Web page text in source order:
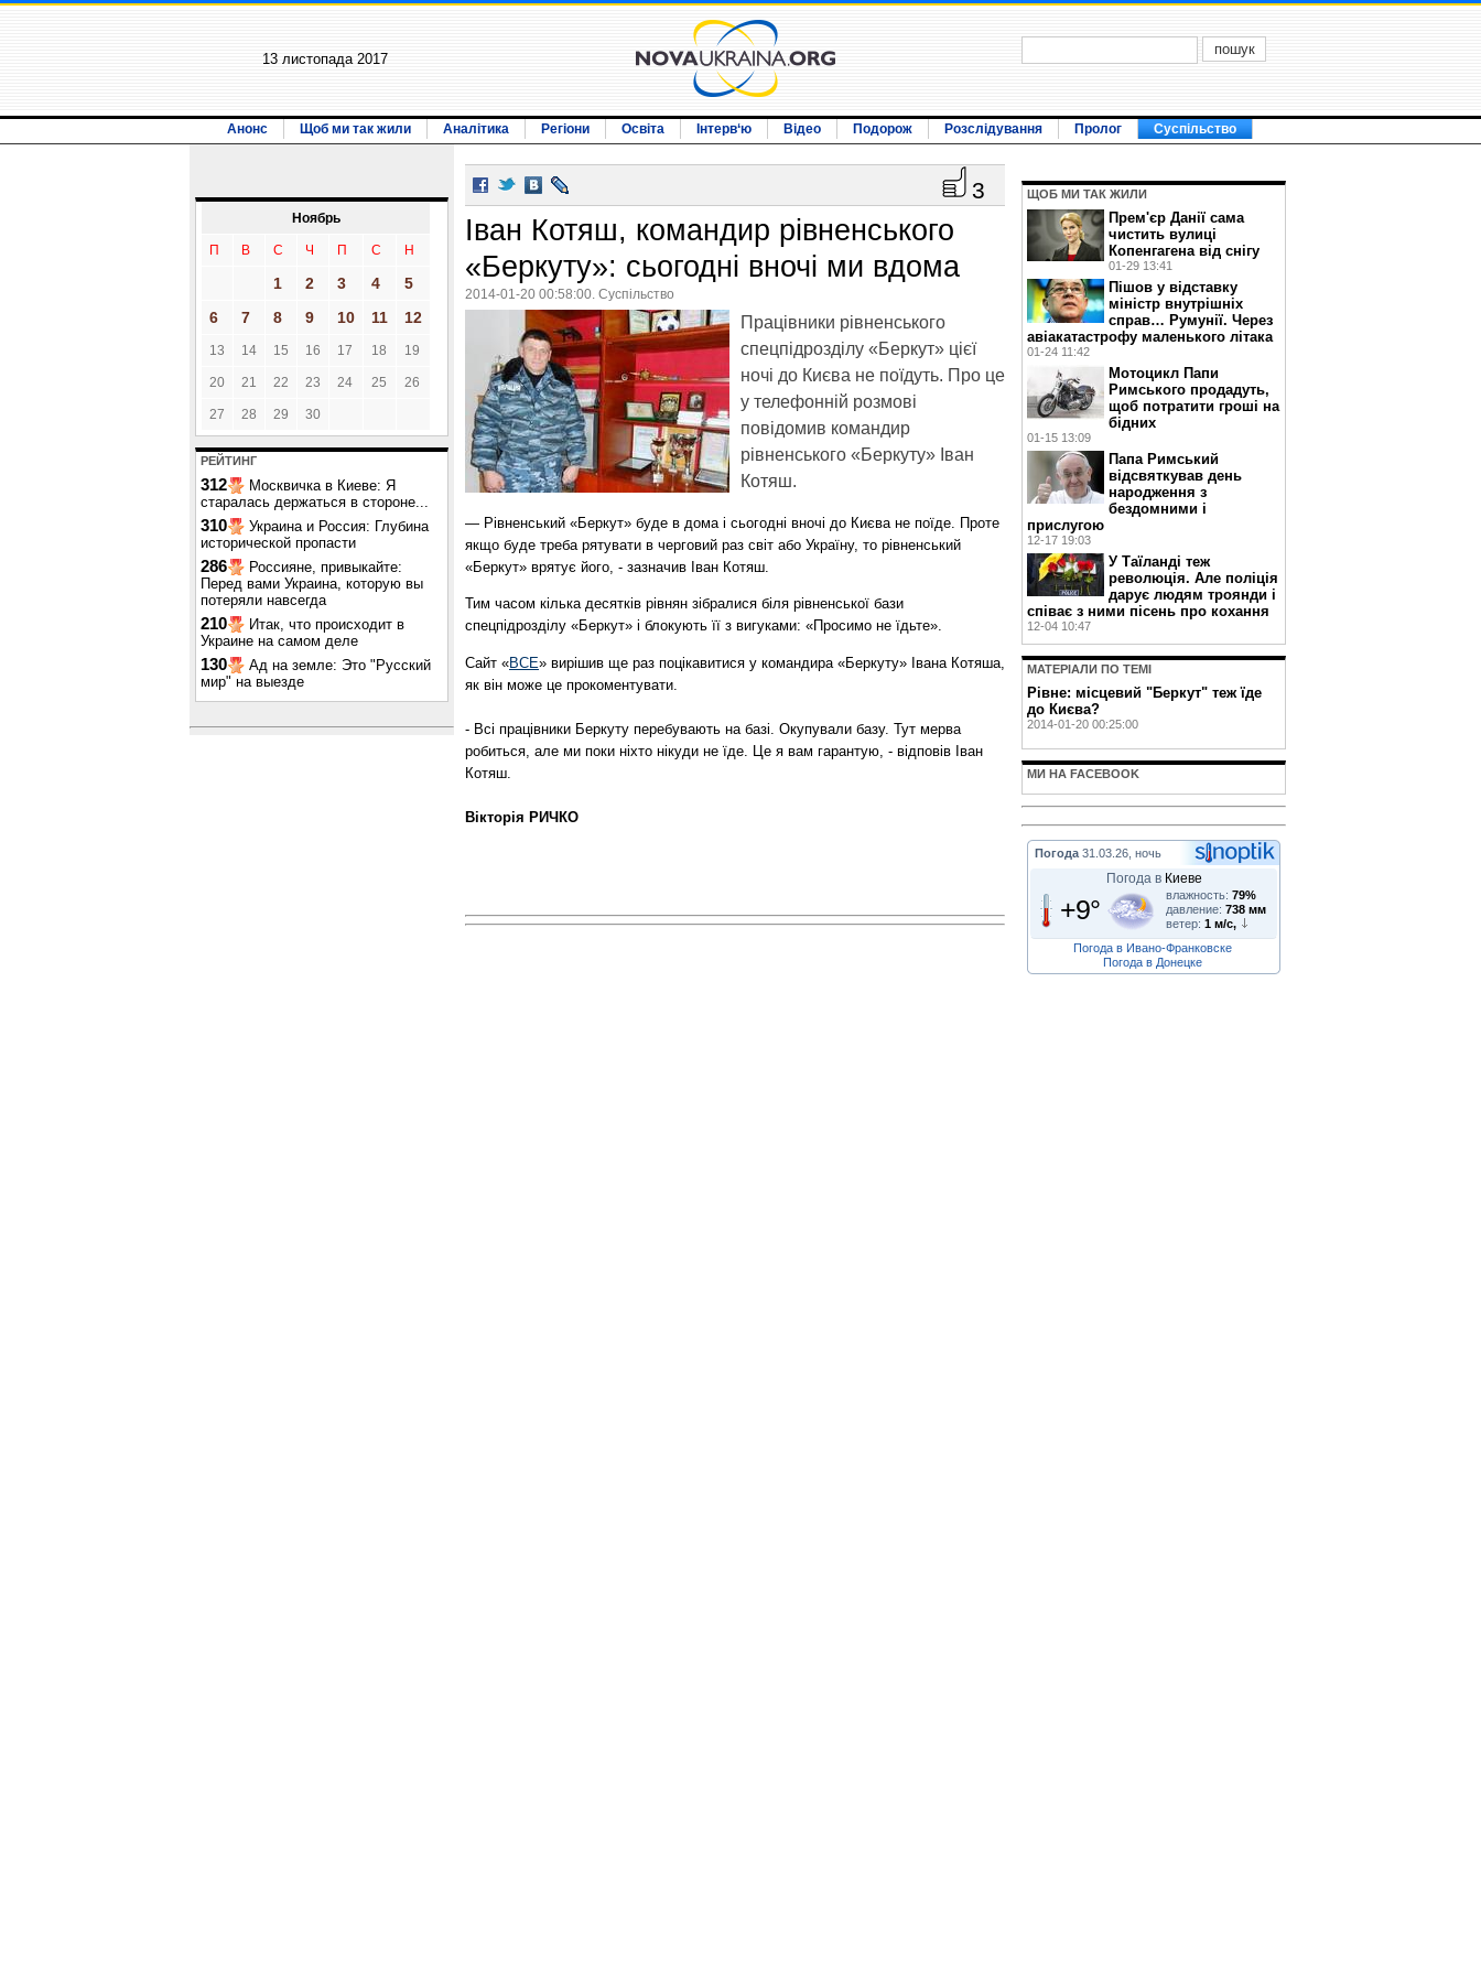
13 листопада 2017
Анонс Щоб ми так жили Аналітика Регіони Освіта Інтерв‘ю Відео Подорож Розслідування Пролог Суспільство
Ноябрь
П В С Ч П С Н
1 2 3 4
5
6
7 8 9 10 11 12
13 14 15 16 17 18 19
20 21 22 23 24 25 26
27 28 29 30
РЕЙТИНГ
312
Москвичка в Киеве: Я
старалась держаться в стороне...
310
Украина и Россия: Глубина
исторической пропасти
286
Россияне, привыкайте:
Перед вами Украина, которую вы
потеряли навсегда
210
Итак, что происходит в
Украине на самом деле
130
Ад на земле: Это "Русский
мир" на выезде
3
Іван Котяш, командир рівненського
«Беркуту»: сьогодні вночі ми вдома
2014-01-20 00:58:00. Суспільство
Працівники рівненського
спецпідрозділу «Беркут» цієї
ночі до Києва не поїдуть. Про це
у телефонній розмові
повідомив командир
рівненського «Беркуту» Іван
Котяш.
— Рівненський «Беркут» буде в дома і сьогодні вночі до Києва не поїде. Проте
якщо буде треба рятувати в черговий раз світ або Україну, то рівненський
«Беркут» врятує його, - зазначив Іван Котяш.
Тим часом кілька десятків рівнян зібралися біля рівненської бази
спецпідрозділу «Беркут» і блокують її з вигуками: «Просимо не їдьте».
Сайт «ВСЕ» вирішив ще раз поцікавитися у командира «Беркуту» Івана Котяша,
як він може це прокоментувати.
- Всі працівники Беркуту перебувають на базі. Окупували базу. Тут мерва
робиться, але ми поки ніхто нікуди не їде. Це я вам гарантую, - відповів Іван
Котяш.
Вікторія РИЧКО
ЩОБ МИ ТАК ЖИЛИ
Прем'єр Данії сама
чистить вулиці
Копенгагена від снігу
01-29 13:41
Пішов у відставку
міністр внутрішніх
справ… Румунії. Через
авіакатастрофу маленького літака
01-24 11:42
Мотоцикл Папи
Римського продадуть,
щоб потратити гроші на
бідних
01-15 13:09
Папа Римський
відсвяткував день
народження з
бездомними і
прислугою
12-17 19:03
У Таїланді теж
революція. Але поліція
дарує людям троянди і
співає з ними пісень про кохання
12-04 10:47
МАТЕРIАЛИ ПО ТЕМI
Рівне: місцевий "Беркут" теж їде
до Києва?
2014-01-20 00:25:00
МИ НА FACEBOOK
Погода 31.03.26, ночь
Погода в Киеве
+9° влажность: 79%
давление: 738 мм
ветер: 1 м/с,
Погода в Ивано-Франковске
Погода в Донецке